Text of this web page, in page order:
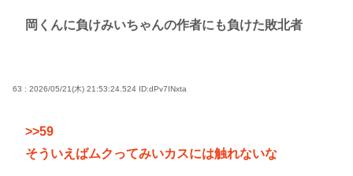
岡くんに負けみいちゃんの作者にも負けた敗北者
63 : 2026/05/21(木) 21:53:24.524 ID:dPv7INxta
>>59
そういえばムクってみいカスには触れないな